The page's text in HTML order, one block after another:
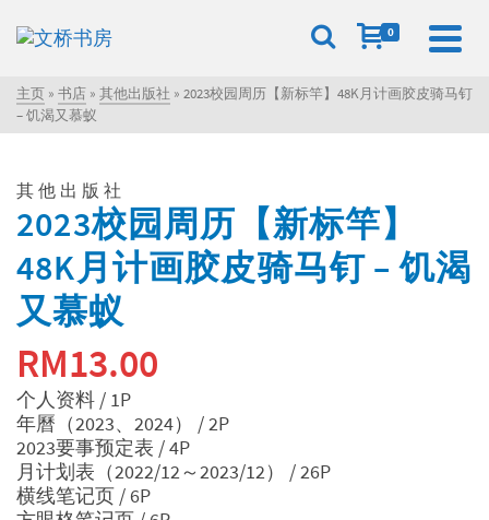
0
主页 » 书店 » 其他出版社 » 2023校园周历【新标竿】48K月计画胶皮骑马钉
– 饥渴又慕蚁
其他出版社
2023校园周历【新标竿】
48K月计画胶皮骑马钉 – 饥渴
又慕蚁
RM13.00
个人资料 / 1P
年曆（2023、2024） / 2P
2023要事预定表 / 4P
月计划表（2022/12～2023/12） / 26P
横线笔记页 / 6P